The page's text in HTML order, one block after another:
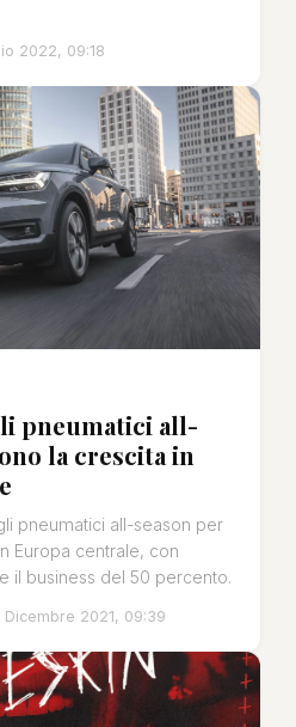
2022, 09:18
pneumatici all-
la crescita in
pneumatici all-season per
Europa centrale, con
il business del 50 percento.
Dicembre 2021, 09:39